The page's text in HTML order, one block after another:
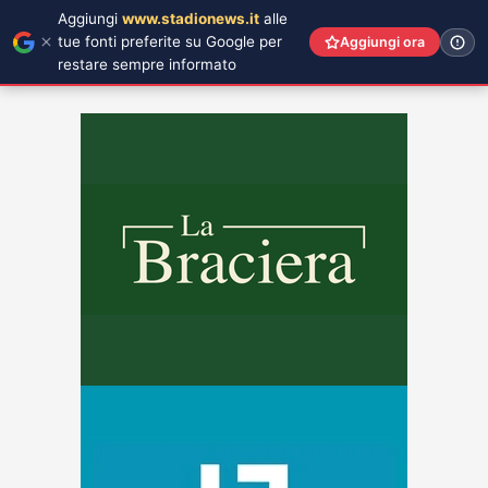
Aggiungi www.stadionews.it alle
tue fonti preferite su Google per
restare sempre informato
Aggiungi ora